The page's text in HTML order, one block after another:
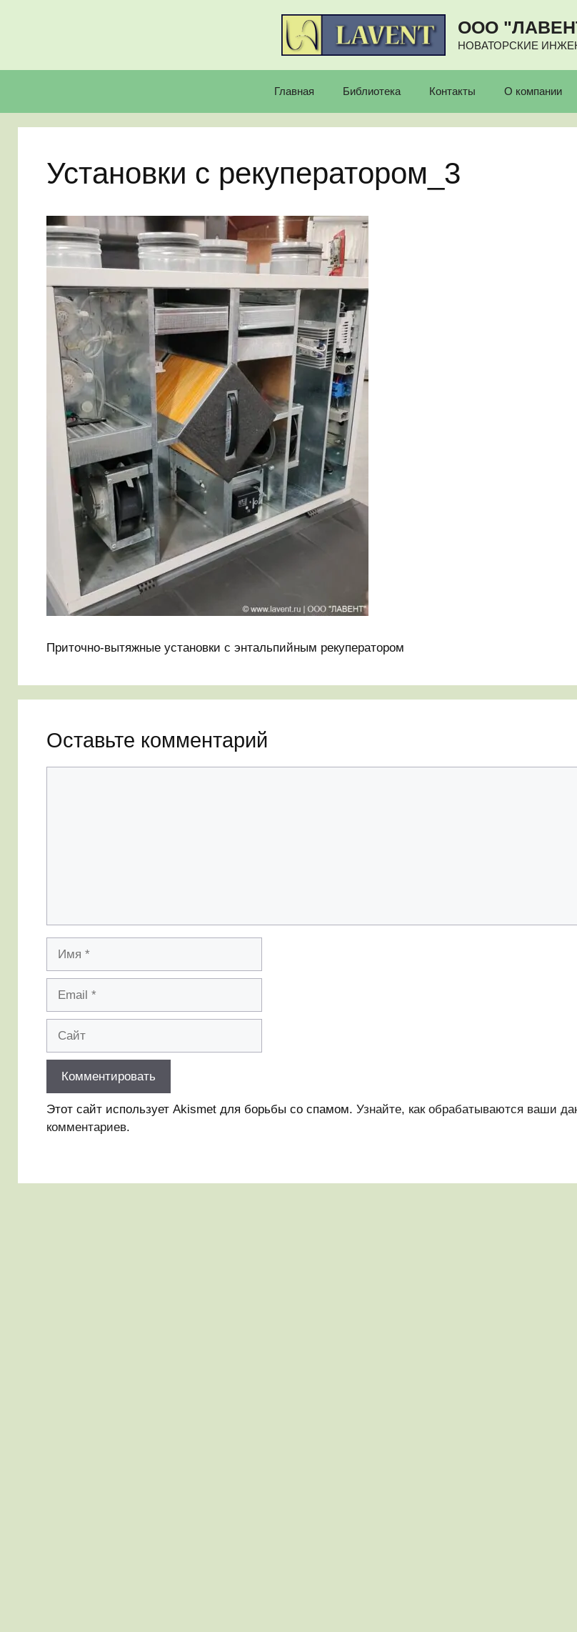
ООО
НОВАТОРСКИЕ
Главная Библиотека Контакты О компании
Установки с рекуператором_3
Приточно-вытяжные установки с энтальпийным рекуператором
Оставьте комментарий
Этот сайт использует Akismet для борьбы со спамом. Узнайте, как обрабатываются ваши
комментариев.